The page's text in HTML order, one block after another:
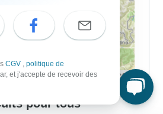
pour tous
CGV , politique de
et j'accepte de recevoir des